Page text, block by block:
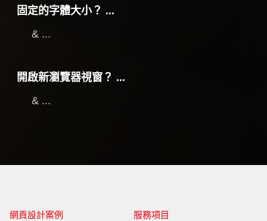
固定的字體大小？ ...
& ...
開啟新瀏覽器視窗？ ...
& ...
網頁設計案例 服務項目